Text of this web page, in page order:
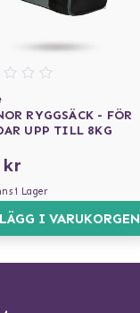
RYGGSÄCK - FÖR
UPP TILL 8KG
kr
i Lager
LÄGG I VARUKORGEN